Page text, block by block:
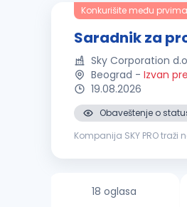
Konkurišite među prvima
Saradnik za
Sky Corporation
Beograd - Izvan
19.08.2026
Obaveštenje o
Kompanija SKY PRO
18 oglasa